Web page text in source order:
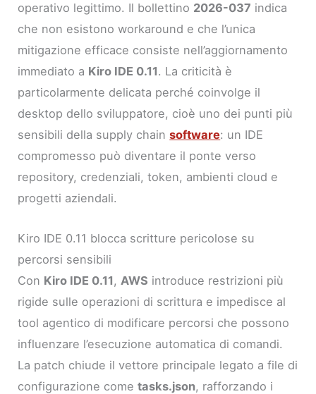
operativo legittimo. Il bollettino 2026-037 indica
che non esistono workaround e che l’unica
mitigazione efficace consiste nell’aggiornamento
immediato a Kiro IDE 0.11. La criticità è
particolarmente delicata perché coinvolge il
desktop dello sviluppatore, cioè uno dei punti più
sensibili della supply chainsoftware: un IDE
compromesso può diventare il ponte verso
repository, credenziali, token, ambienti cloud e
progetti aziendali.
Kiro IDE 0.11 blocca scritture pericolose su
percorsi sensibili
Con Kiro IDE 0.11 , AWS introduce restrizioni più
rigide sulle operazioni di scrittura e impedisce al
tool agentico di modificare percorsi che possono
influenzare l’esecuzione automatica di comandi.
La patch chiude il vettore principale legato a file di
configurazione cometasks.json, rafforzando i